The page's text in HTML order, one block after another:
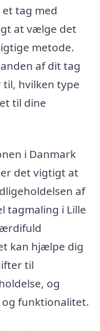
tag med
at vælge det
metode.
af dit tag
hvilken type
til dine
i Danmark
det vigtigt at
af
tagmaling i Lille
kan hjælpe dig
til
og
funktionalitet.